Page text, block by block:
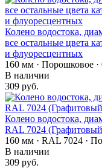
Колено водостока,
все остальные цвета
и флуоресцентных
160 мм · Порошковое ·
В наличии
309 руб.
Колено водостока,
RAL 7024
160 мм · RAL 7024 ·
В наличии
309 руб.